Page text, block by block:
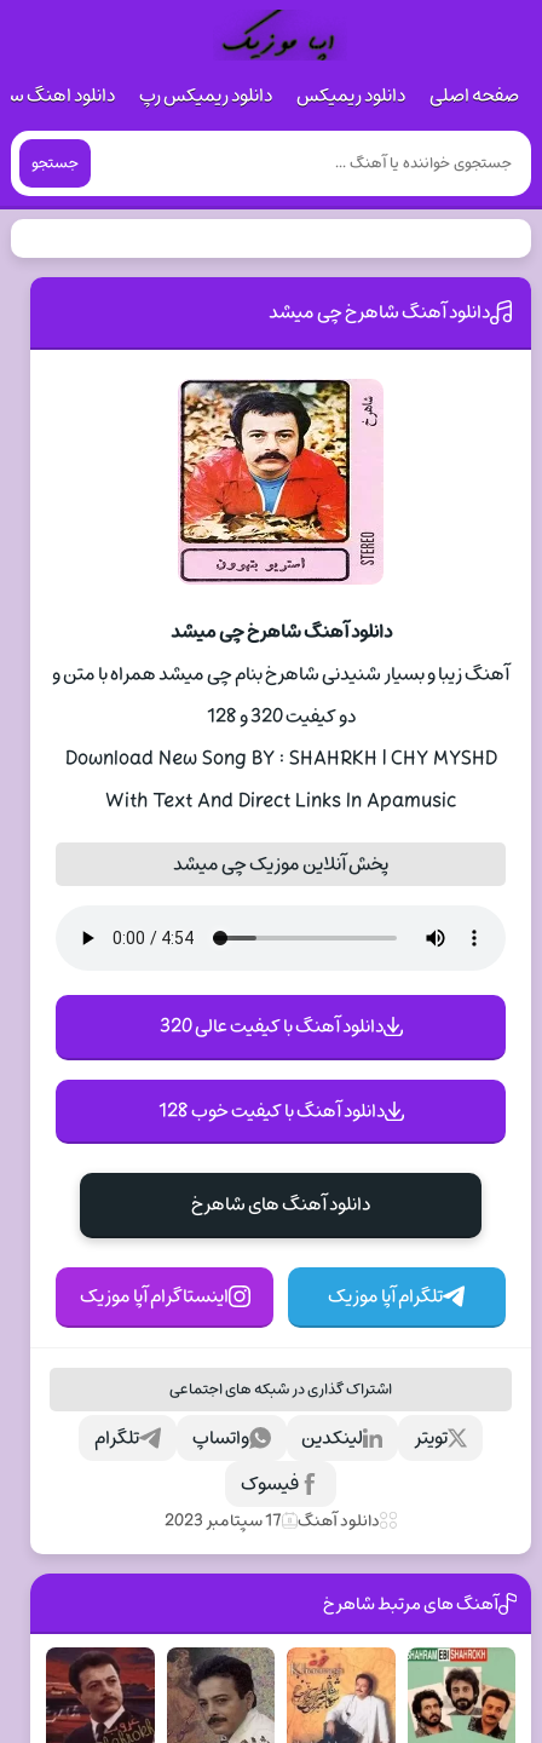
صفحه اصلی دانلود ریمیکس دانلود ریمیکس رپ دانلود اهنگ
جستجو
دانلود آهنگ شاهرخ چی میشد
دانلود آهنگ شاهرخ چی میشد
آهنگ زیبا و بسیار شنیدنی شاهرخ بنام چی میشد همراه با متن و
دو کیفیت 320 و 128
Download New Song BY : SHAHRKH | CHY MYSHD
With Text And Direct Links In Apamusic
پخش آنلاین موزیک چی میشد
دانلود آهنگ با کیفیت عالی 320
دانلود آهنگ با کیفیت خوب 128
دانلود آهنگ های شاهرخ
تلگرام آپا موزیک اینستاگرام آپا موزیک
اشتراک گذاری در شبکه های اجتماعی
تلگرام واتساپ لینکدین
تویتر
فیسوک
دانلود آهنگ 17 سپتامبر 2023
آهنگ های مرتبط شاهرخ